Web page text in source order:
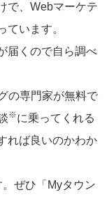
で、Webマーケテ
ています。
届くので自ら調べ
の専門家が無料で
※に乗ってくれる
れば良いのかわか
ぜひ「Myタウン